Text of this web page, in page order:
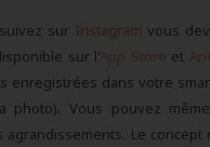
sur
vous
sur l' et
enregistrées dans votre
photo). Vous pouvez
Le